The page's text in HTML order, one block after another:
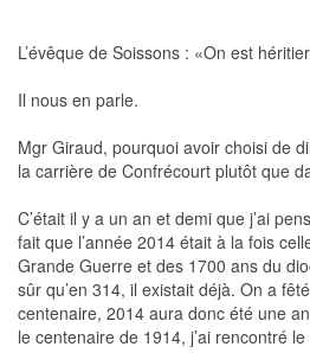
L’évêque de Soissons : «On est
Il nous en parle.
Mgr Giraud, pourquoi avoir choisi de
la carrière de Confrécourt plutôt que
C’était il y a un an et demi que j’ai
fait que l’année 2014 était à la fois
Grande Guerre et des 1700 ans du
sûr qu’en 314, il existait déjà. On a
centenaire, 2014 aura donc été une
le centenaire de 1914, j’ai rencontré